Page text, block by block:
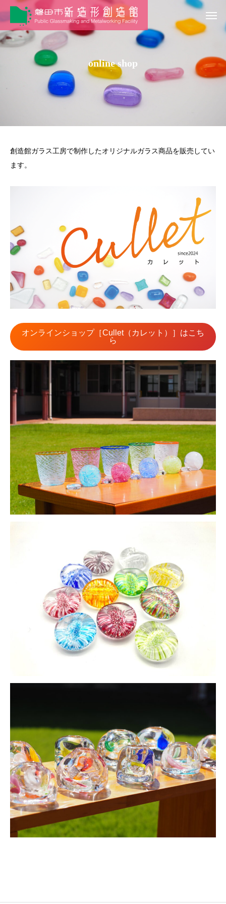
online shop
創造館ガラス工房で制作したオリジナルガラス商品を販売してい
ます。
オンラインショップ［Cullet（カレット）］はこち
ら